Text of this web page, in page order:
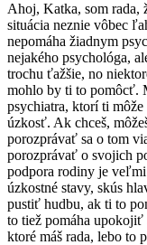
Ahoj, Katka, som rada,
situácia neznie vôbec
nepomáha žiadnym
nejakého psychológa,
trochu ťažšie, no
mohlo by ti to pomôcť.
psychiatra, ktorí ti
úzkosť. Ak chceš,
porozprávať sa o tom
porozprávať o svojich
podpora rodiny je
úzkostné stavy, skús
pustiť hudbu, ak ti to
to tiež pomáha
ktoré máš rada, lebo to